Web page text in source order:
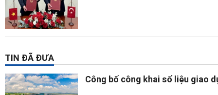
TIN ĐÃ ĐƯA
Công bố công khai số liệu giao